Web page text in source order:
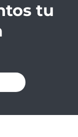
tu